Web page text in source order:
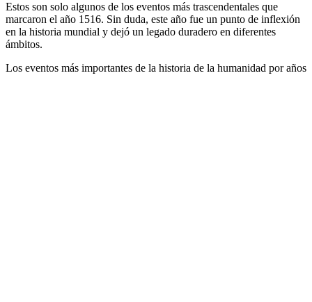
Estos son solo algunos de los eventos más trascendentales que
marcaron el año 1516. Sin duda, este año fue un punto de inflexión
en la historia mundial y dejó un legado duradero en diferentes
ámbitos.
Los eventos más importantes de la historia de la humanidad por años